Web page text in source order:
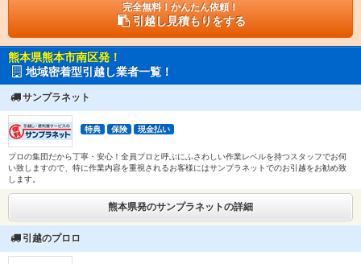
完全無料！かんたん依頼！
引越し見積もりをする
熊本県熊本市南区発！
地域密着型引越し業者一覧！
サンプラネット
特典 保険 現金払い
プロの集団だから丁寧・安心！全員プロと呼ぶにふさわしい作業レベルを持つスタッフでお伺
い致しますので、特に作業内容を重視されるお客様にはサンプラネットでのお引越をお勧め致
します。
熊本県発のサンプラネットの詳細
引越のプロロ